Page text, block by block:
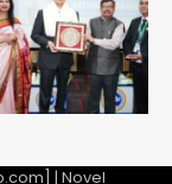
| Novel